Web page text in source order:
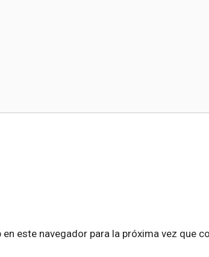
este navegador para la próxima vez que